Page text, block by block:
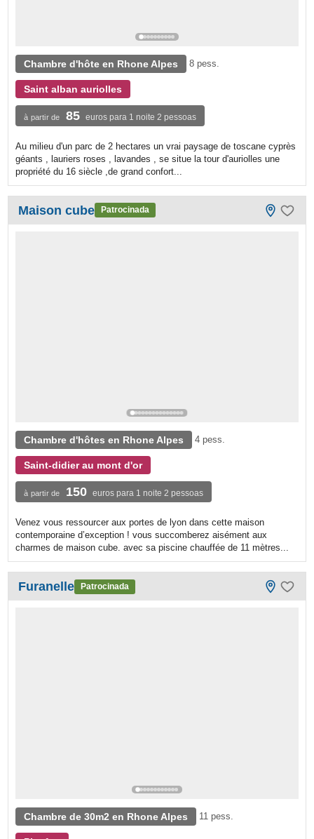
Chambre d'hôte en Rhone Alpes 8 pess.
Saint alban auriolles
à partir de 85 euros para 1 noite 2 pessoas
Au milieu d'un parc de 2 hectares un vrai paysage de toscane cyprès
géants , lauriers roses , lavandes , se situe la tour d'auriolles une
propriété du 16 siècle ,de grand confort...
Maison cube Patrocinada
Chambre d'hôtes en Rhone Alpes 4 pess.
Saint-didier au mont d'or
à partir de 150 euros para 1 noite 2 pessoas
Venez vous ressourcer aux portes de lyon dans cette maison
contemporaine d’exception ! vous succomberez aisément aux
charmes de maison cube. avec sa piscine chauffée de 11 mètres...
Furanelle Patrocinada
Chambre de 30m2 en Rhone Alpes 11 pess.